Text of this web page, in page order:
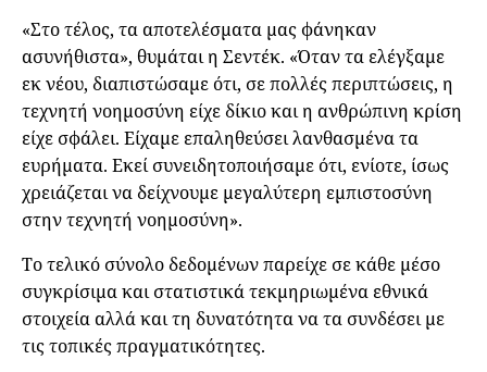
«Στο τέλος, τα αποτελέσματα μας φάνηκαν
ασυνήθιστα», θυμάται η Σεντέκ. «Όταν τα ελέγξαμε
εκ νέου, διαπιστώσαμε ότι, σε πολλές περιπτώσεις, η
τεχνητή νοημοσύνη είχε δίκιο και η ανθρώπινη κρίση
είχε σφάλει. Είχαμε επαληθεύσει λανθασμένα τα
ευρήματα. Εκεί συνειδητοποιήσαμε ότι, ενίοτε, ίσως
χρειάζεται να δείχνουμε μεγαλύτερη εμπιστοσύνη
στην τεχνητή νοημοσύνη».
Το τελικό σύνολο δεδομένων παρείχε σε κάθε μέσο
συγκρίσιμα και στατιστικά τεκμηριωμένα εθνικά
στοιχεία αλλά και τη δυνατότητα να τα συνδέσει με
τις τοπικές πραγματικότητες.